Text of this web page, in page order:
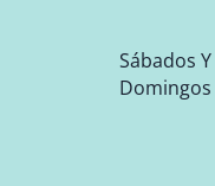
Sábados Y
Domingos